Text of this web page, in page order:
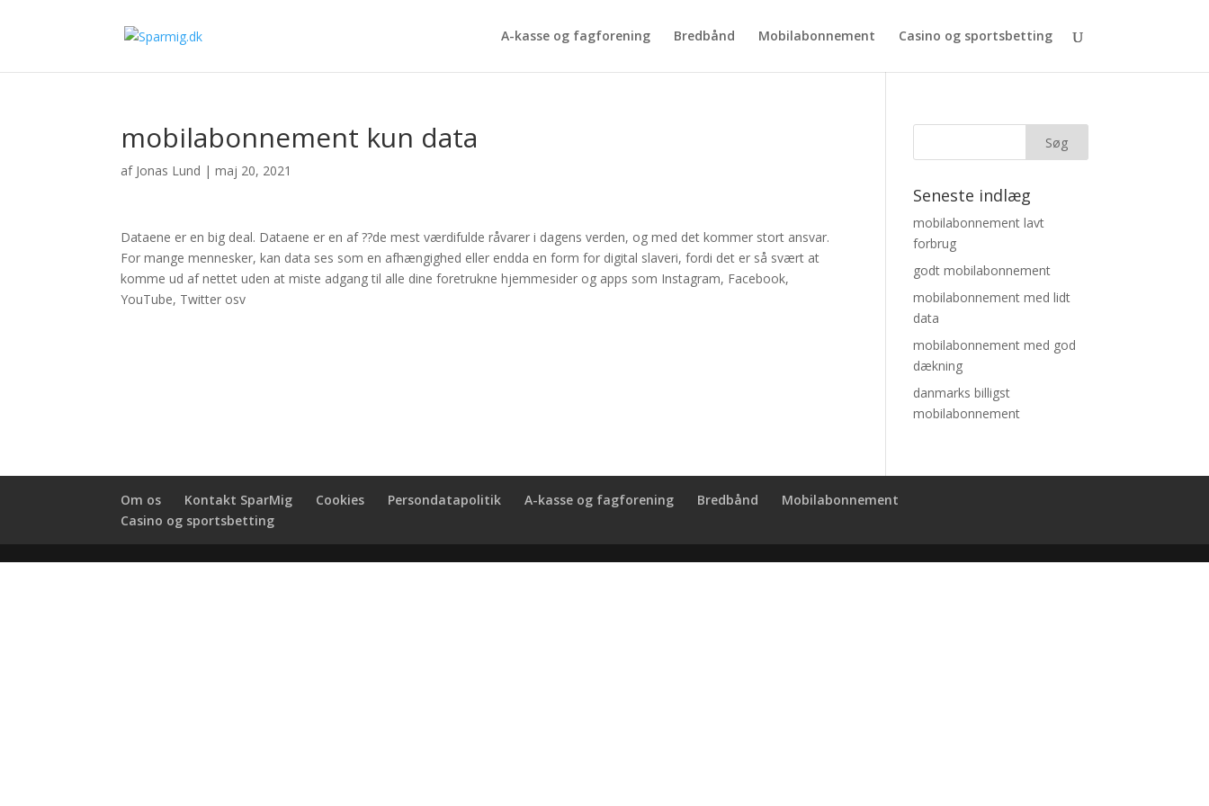
A-kasse og fagforening Bredbånd Mobilabonnement Casino og sportsbetting
mobilabonnement kun data
af Jonas Lund |maj 20, 2021
Dataene er en big deal. Dataene er en af ??de mest værdifulde råvarer i dagens verden, og med det kommer stort ansvar.
For mange mennesker, kan data ses som en afhængighed eller endda en form for digital slaveri, fordi det er så svært at
komme ud af nettet uden at miste adgang til alle dine foretrukne hjemmesider og apps som Instagram, Facebook,
YouTube, Twitter osv
Seneste indlæg
mobilabonnement lavt
forbrug
godt mobilabonnement
mobilabonnement med lidt
data
mobilabonnement med god
dækning
danmarks billigst
mobilabonnement
Om os Kontakt SparMig Cookies Persondatapolitik A-kasse og fagforening Bredbånd
Mobilabonnement
Casino og sportsbetting